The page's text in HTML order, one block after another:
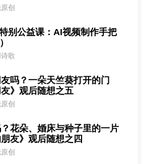
创
别公益课：AI视频制作手把
歌
吗？一朵天竺葵打开的门
》观后随想之五
创
花朵、婚床与种子里的一片
友》观后随想之四
创